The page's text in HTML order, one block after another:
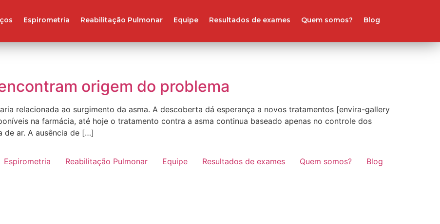
Espirometria Reabilitação Pulmonar Equipe Resultados de exames Quem somos? Blog
origem do problema
relacionada ao surgimento da asma. A descoberta dá esperança a novos tratamentos [envira-gallery
na farmácia, até hoje o tratamento contra a asma continua baseado apenas no controle dos
de ar. A ausência de […]
Espirometria Reabilitação Pulmonar Equipe Resultados de exames Quem somos? Blog